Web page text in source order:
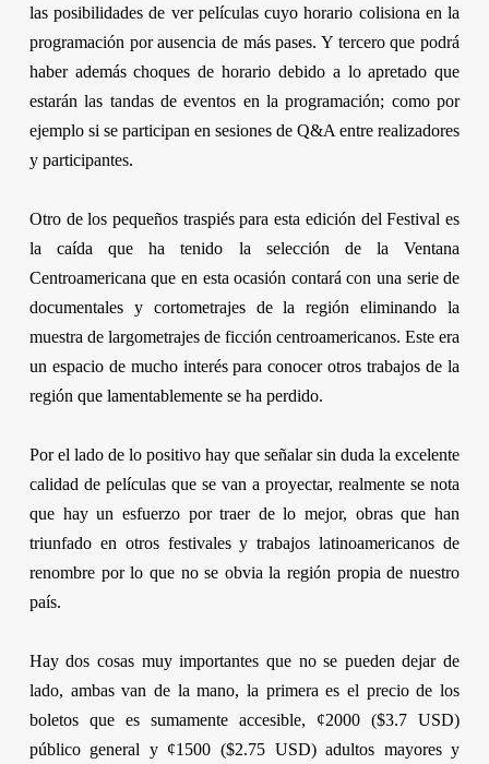
las posibilidades de ver películas cuyo horario colisiona en la
programación por ausencia de más pases. Y tercero que podrá
haber además choques de horario debido a lo apretado que
estarán las tandas de eventos en la programación; como por
ejemplo si se participan en sesiones de Q&A entre realizadores
y participantes.
Otro de los pequeños traspiés para esta edición del Festival es
la caída que ha tenido la selección de la Ventana
Centroamericana que en esta ocasión contará con una serie de
documentales y cortometrajes de la región eliminando la
muestra de largometrajes de ficción centroamericanos. Este era
un espacio de mucho interés para conocer otros trabajos de la
región que lamentablemente se ha perdido.
Por el lado de lo positivo hay que señalar sin duda la excelente
calidad de películas que se van a proyectar, realmente se nota
que hay un esfuerzo por traer de lo mejor, obras que han
triunfado en otros festivales y trabajos latinoamericanos de
renombre por lo que no se obvia la región propia de nuestro
país.
Hay dos cosas muy importantes que no se pueden dejar de
lado, ambas van de la mano, la primera es el precio de los
boletos que es sumamente accesible, ¢2000 ($3.7 USD)
público general y ¢1500 ($2.75 USD) adultos mayores y